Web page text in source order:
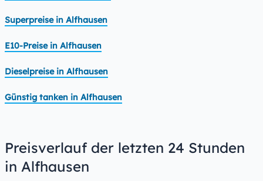
Superpreise in Alfhausen
E10-Preise in Alfhausen
Dieselpreise in Alfhausen
Günstig tanken in Alfhausen
Preisverlauf der letzten 24 Stunden
in Alfhausen